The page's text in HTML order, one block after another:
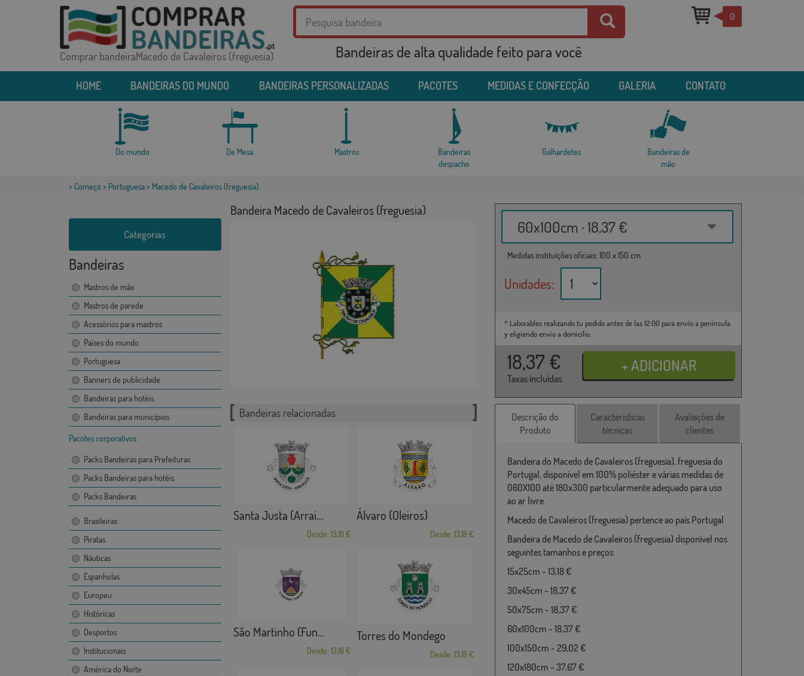
Comprar bandeiraMacedo de Cavaleiros (freguesia) Bandeiras de alta qualidade feito para você
0
HOME BANDEIRAS DO MUNDO BANDEIRAS PERSONALIZADAS PACOTES MEDIDAS E CONFECÇÃO GALERIA CONTATO
Do mundo De Mesa Mastros
Bandeiras
despacho
Galhardetes
Bandeiras de
mão
> Começo > Portuguesa> Macedo de Cavaleiros (freguesia)
Categorias
Bandeiras
Mastros de mão
Mastros de parede
Acessórios para mastros
Países do mundo
Portuguesa
Banners de publicidade
Bandeiras para hotéis
Bandeiras para municípios
Pacotes corporativos
Packs Bandeiras para Prefeituras
Packs Bandeiras para hotéis
Packs Bandeiras
Brasileiras
Piratas
Náuticas
Espanholas
Europeu
Históricas
Desportos
Institucionais
América do Norte
Bandeira Macedo de Cavaleiros (freguesia)
60x100cm · 18,37 €
Medidas instituições oficiais: 100 x 150 cm
Unidades:
* Laborables realizando tu pedido antes de las 12:00 para envío a península
y eligiendo envío a domicilio.
18,37 €
Taxas incluídas
Bandeiras relacionadas
Santa Justa (Arrai...
Desde: 13,18 €
Álvaro (Oleiros)
Desde: 13,18 €
São Martinho (Fun...
Desde: 13,18 €
Torres do Mondego
Desde: 13,18 €
Descrição do
Produto
Características
técnicas
Avaliações de
clientes
Bandeira do Macedo de Cavaleiros (freguesia), freguesia do
Portugal, disponível em 100% poliéster e várias medidas de
060X100 até 180x300 particularmente adequado para uso
ao ar livre.
Macedo de Cavaleiros (freguesia) pertence ao país Portugal
Bandeira de Macedo de Cavaleiros (freguesia) disponível nos
seguintes tamanhos e preços:
15x25cm - 13,18 €
30x45cm - 18,37 €
50x75cm - 18,37 €
60x100cm - 18,37 €
100x150cm - 29,02 €
120x180cm - 37,67 €